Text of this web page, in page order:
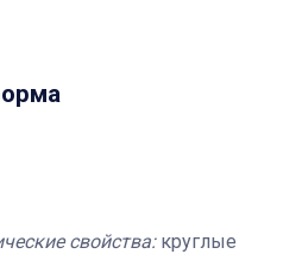
свойства:круглые